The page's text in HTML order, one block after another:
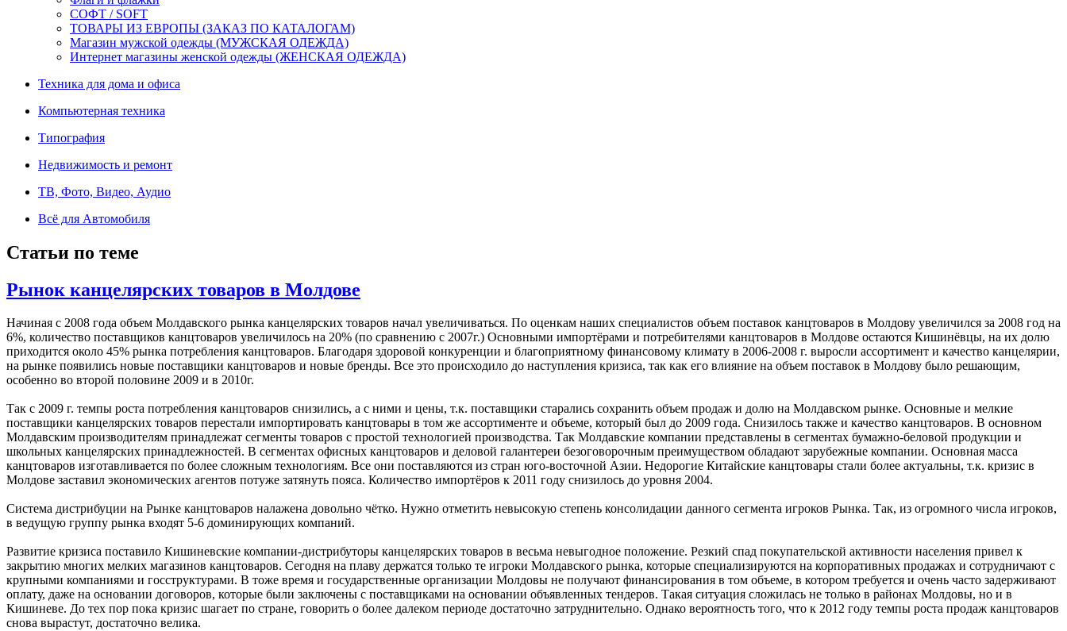
СОФТ / SOFT
ТОВАРЫ ИЗ ЕВРОПЫ (ЗАКАЗ ПО КАТАЛОГАМ)
Магазин мужской одежды (МУЖСКАЯ ОДЕЖДА)
Интернет магазины женской одежды (ЖЕНСКАЯ ОДЕЖДА)
Техника для дома и офиса
Компьютерная техника
Типография
Недвижимость и ремонт
ТВ, Фото, Видео, Аудио
Всё для Автомобиля
Статьи по теме
Рынок канцелярских товаров в Молдове
Начиная с 2008 года объем Молдавского рынка канцелярских товаров начал увеличиваться. По оценкам наших специалистов объем поставок канцтоваров в Молдову увеличился за 2008 год на
6%, количество поставщиков канцтоваров увеличилось на 20% (по сравнению с 2007г.) Основными импортёрами и потребителями канцтоваров в Молдове остаются Кишинёвцы, на их долю
приходится около 45% рынка потребления канцтоваров. Благодаря здоровой конкуренции и благоприятному финансовому климату в 2006-2008 г. выросли ассортимент и качество канцелярии,
на рынке появились новые поставщики канцтоваров и новые бренды. Все это происходило до наступления кризиса, так как его влияние на объем поставок в Молдову было решающим,
особенно во второй половине 2009 и в 2010г.
Так с 2009 г. темпы роста потребления канцтоваров снизились, а с ними и цены, т.к. поставщики старались сохранить объем продаж и долю на Молдавском рынке. Основные и мелкие
поставщики канцелярских товаров перестали импортировать канцтовары в том же ассортименте и объеме, который был до 2009 года. Снизилось также и качество канцтоваров. В основном
Молдавским производителям принадлежат сегменты товаров с простой технологией производства. Так Молдавские компании представлены в сегментах бумажно-беловой продукции и
школьных канцелярских принадлежностей. В сегментах офисных канцтоваров и деловой галантереи безоговорочным преимуществом обладают зарубежные компании. Основная масса
канцтоваров изготавливается по более сложным технологиям. Все они поставляются из стран юго-восточной Азии. Недорогие Китайские канцтовары стали более актуальны, т.к. кризис в
Молдове заставил экономических агентов потуже затянуть пояса. Количество импортёров к 2011 году снизилось до уровня 2004.
Система дистрибуции на Рынке канцтоваров налажена довольно чётко. Нужно отметить невысокую степень консолидации данного сегмента игроков Рынка. Так, из огромного числа игроков,
в ведущую группу рынка входят 5-6 доминирующих компаний.
Развитие кризиса поставило Кишиневские компании-дистрибуторы канцелярских товаров в весьма невыгодное положение. Резкий спад покупательской активности населения привел к
закрытию многих мелких магазинов канцтоваров. Сегодня на плаву держатся только те игроки Молдавского рынка, которые специализируются на корпоративных продажах и сотрудничают с
крупными компаниями и госструктурами. В тоже время и государственные организации Молдовы не получают финансирования в том объеме, в котором требуется и очень часто задерживают
оплату, даже на основании договоров, которые были заключены с поставщиками на основании объявленных тендеров. Такая ситуация сложилась не только в районах Молдовы, но и в
Кишиневе. До тех пор пока кризис шагает по стране, говорить о более далеком периоде достаточно затруднительно. Однако вероятность того, что к 2012 году темпы роста продаж канцтоваров
снова вырастут, достаточно велика.